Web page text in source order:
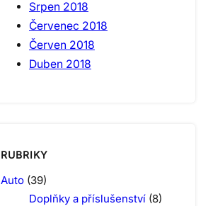
Srpen 2018
Červenec 2018
Červen 2018
Duben 2018
RUBRIKY
Auto (39)
Doplňky a příslušenství (8)